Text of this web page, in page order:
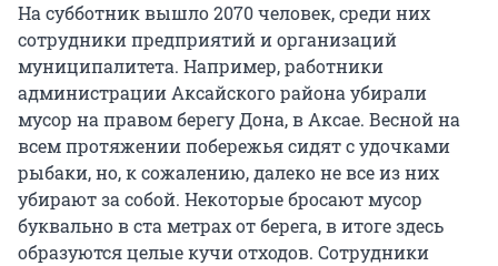
На субботник вышло 2070 человек, среди них
сотрудники предприятий и организаций
муниципалитета. Например, работники
администрации Аксайского района убирали
мусор на правом берегу Дона, в Аксае. Весной на
всем протяжении побережья сидят с удочками
рыбаки, но, к сожалению, далеко не все из них
убирают за собой. Некоторые бросают мусор
буквально в ста метрах от берега, в итоге здесь
образуются целые кучи отходов. Сотрудники